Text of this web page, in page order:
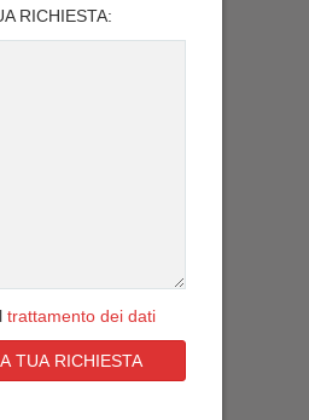
RICHIESTA:
trattamento dei dati